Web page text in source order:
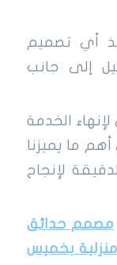
أي تصميم
إلى جانب
لإنهاء الخدمة
أهم ما يميزنا
لإنجاح
مصمم حدائق
بخميس